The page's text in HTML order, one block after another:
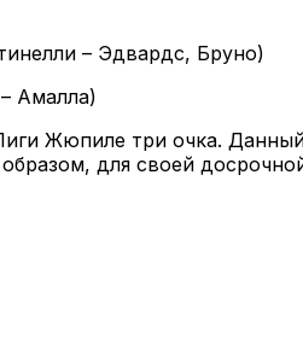
– Эдвардс, Бруно)
Амалла)
Жюпиле три очка.
для своей